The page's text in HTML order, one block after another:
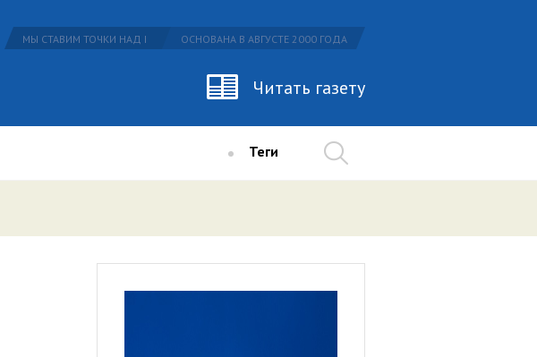
МЫ СТАВИМ ТОЧКИ НАД I ОСНОВАНА В АВГУСТЕ 2000 ГОДА
Читать газету
Теги